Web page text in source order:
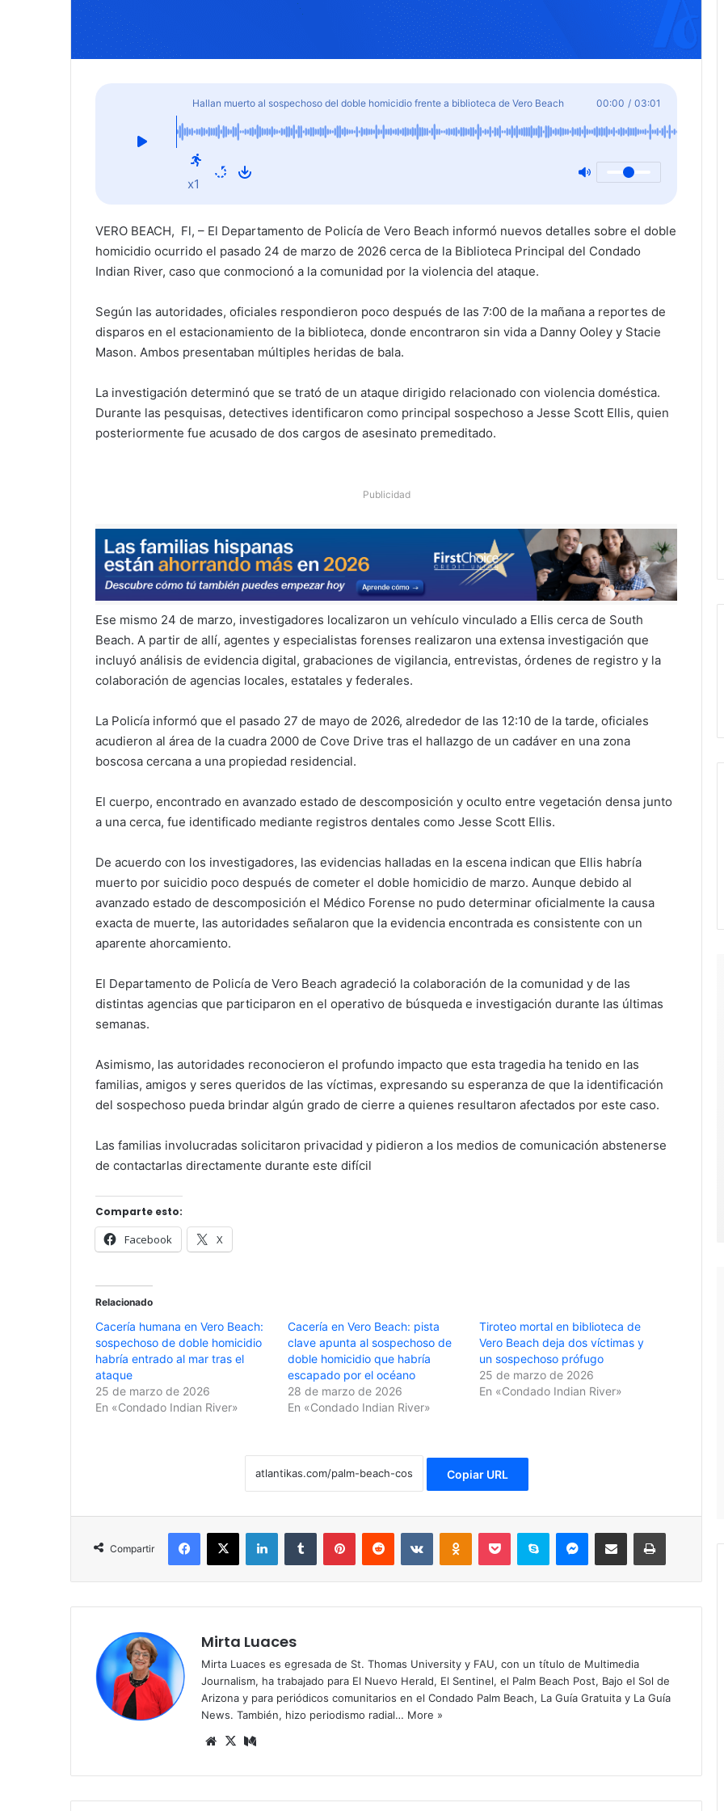
Hallan muerto al sospechoso del doble homicidio frente a biblioteca de Vero Beach 00:00 / 03:01
x1
VERO BEACH, Fl, – El Departamento de Policía de Vero Beach informó nuevos detalles sobre el doble
homicidio ocurrido el pasado 24 de marzo de 2026 cerca de la Biblioteca Principal del Condado
Indian River, caso que conmocionó a la comunidad por la violencia del ataque.
Según las autoridades, oficiales respondieron poco después de las 7:00 de la mañana a reportes de
disparos en el estacionamiento de la biblioteca, donde encontraron sin vida a Danny Ooley y Stacie
Mason. Ambos presentaban múltiples heridas de bala.
La investigación determinó que se trató de un ataque dirigido relacionado con violencia doméstica.
Durante las pesquisas, detectives identificaron como principal sospechoso a Jesse Scott Ellis, quien
posteriormente fue acusado de dos cargos de asesinato premeditado.
Publicidad
Ese mismo 24 de marzo, investigadores localizaron un vehículo vinculado a Ellis cerca de South
Beach. A partir de allí, agentes y especialistas forenses realizaron una extensa investigación que
incluyó análisis de evidencia digital, grabaciones de vigilancia, entrevistas, órdenes de registro y la
colaboración de agencias locales, estatales y federales.
La Policía informó que el pasado 27 de mayo de 2026, alrededor de las 12:10 de la tarde, oficiales
acudieron al área de la cuadra 2000 de Cove Drive tras el hallazgo de un cadáver en una zona
boscosa cercana a una propiedad residencial.
El cuerpo, encontrado en avanzado estado de descomposición y oculto entre vegetación densa junto
a una cerca, fue identificado mediante registros dentales como Jesse Scott Ellis.
De acuerdo con los investigadores, las evidencias halladas en la escena indican que Ellis habría
muerto por suicidio poco después de cometer el doble homicidio de marzo. Aunque debido al
avanzado estado de descomposición el Médico Forense no pudo determinar oficialmente la causa
exacta de muerte, las autoridades señalaron que la evidencia encontrada es consistente con un
aparente ahorcamiento.
El Departamento de Policía de Vero Beach agradeció la colaboración de la comunidad y de las
distintas agencias que participaron en el operativo de búsqueda e investigación durante las últimas
semanas.
Asimismo, las autoridades reconocieron el profundo impacto que esta tragedia ha tenido en las
familias, amigos y seres queridos de las víctimas, expresando su esperanza de que la identificación
del sospechoso pueda brindar algún grado de cierre a quienes resultaron afectados por este caso.
Las familias involucradas solicitaron privacidad y pidieron a los medios de comunicación abstenerse
de contactarlas directamente durante este difícil
Comparte esto:
Facebook X
Relacionado
Cacería humana en Vero Beach:
sospechoso de doble homicidio
habría entrado al mar tras el
ataque
25 de marzo de 2026
En «Condado Indian River»
Cacería en Vero Beach: pista
clave apunta al sospechoso de
doble homicidio que habría
escapado por el océano
28 de marzo de 2026
En «Condado Indian River»
Tiroteo mortal en biblioteca de
Vero Beach deja dos víctimas y
un sospechoso prófugo
25 de marzo de 2026
En «Condado Indian River»
Copiar URL
Compartir
Mirta Luaces
Mirta Luaces es egresada de St. Thomas University y FAU, con un título de Multimedia
Journalism, ha trabajado para El Nuevo Herald, El Sentinel, el Palm Beach Post, Bajo el Sol de
Arizona y para periódicos comunitarios en el Condado Palm Beach, La Guía Gratuita y La Guía
News. También, hizo periodismo radial… More »
Siti
we
b
X
m